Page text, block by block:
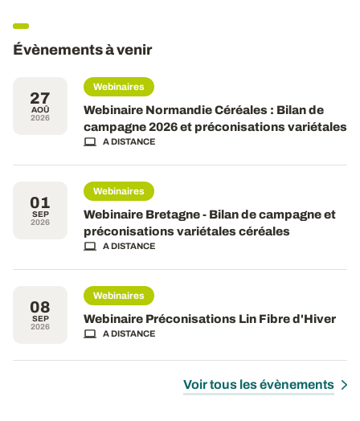
Évènements à venir
27
AOÛ
2026
Webinaires
Webinaire Normandie Céréales : Bilan de
campagne 2026 et préconisations variétales
A DISTANCE
01
SEP
2026
Webinaires
Webinaire Bretagne - Bilan de campagne et
préconisations variétales céréales
A DISTANCE
08
SEP
2026
Webinaires
Webinaire Préconisations Lin Fibre d'Hiver
A DISTANCE
Voir tous les évènements